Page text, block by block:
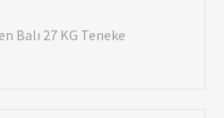
Balı 27 KG Teneke